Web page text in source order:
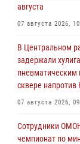
августа
07 августа 2026,
В Центральном
задержали
пневматическим
сквере напротив
07 августа 2026,
Сотрудники
чемпионат по